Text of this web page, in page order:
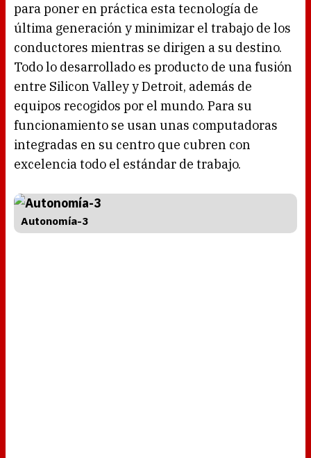
para poner en práctica esta tecnología de
última generación y minimizar el trabajo de los
conductores mientras se dirigen a su destino.
Todo lo desarrollado es producto de una fusión
entre Silicon Valley y Detroit, además de
equipos recogidos por el mundo. Para su
funcionamiento se usan unas computadoras
integradas en su centro que cubren con
excelencia todo el estándar de trabajo.
Autonomía-3